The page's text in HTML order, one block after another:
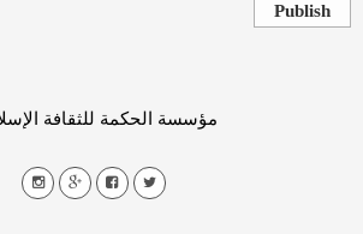
Publish
مؤسسة الحكمة للثقافة